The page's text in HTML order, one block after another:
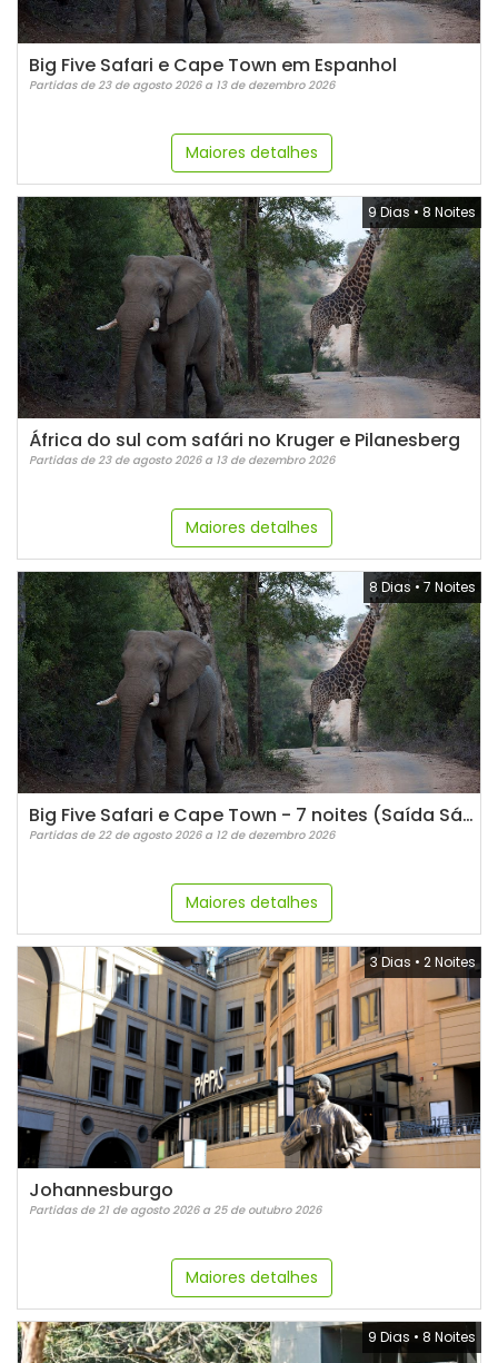
Big Five Safari e Cape Town em Espanhol
Partidas de 23 de agosto 2026 a 13 de dezembro 2026
Maiores detalhes
9 Dias • 8 Noites
África do sul com safári no Kruger e Pilanesberg
Partidas de 23 de agosto 2026 a 13 de dezembro 2026
Maiores detalhes
8 Dias •7 Noites
Big Five Safari e Cape Town - 7 noites (Saída Sábados) - LATAM
Partidas de 22 de agosto 2026 a 12 de dezembro 2026
Maiores detalhes
3 Dias • 2 Noites
Johannesburgo
Partidas de 21 de agosto 2026 a 25 de outubro 2026
Maiores detalhes
9 Dias • 8 Noites